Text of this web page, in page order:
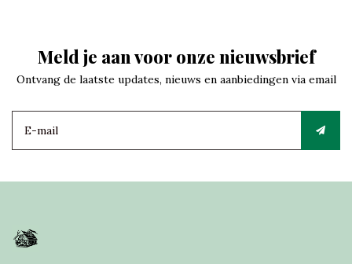
Meld je aan voor onze nieuwsbrief
Ontvang de laatste updates, nieuws en aanbiedingen via email